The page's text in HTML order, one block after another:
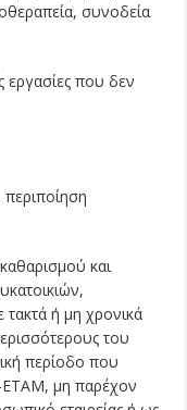
συνοδεία
εργασίες που δεν
περιποίηση
και
ή μη χρονικά
του
περίοδο που
ΕΤΑΜ, μη παρέχον